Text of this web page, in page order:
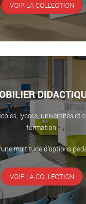
VOIR LA COLLECTION
lycées, universités et
formation.
multitude d’options
VOIR LA COLLECTION